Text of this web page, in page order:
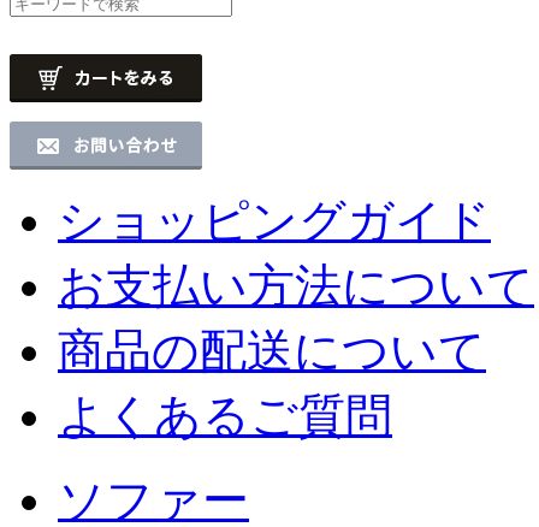
ショッピングガイド
お支払い方法について
商品の配送について
よくあるご質問
ソファー